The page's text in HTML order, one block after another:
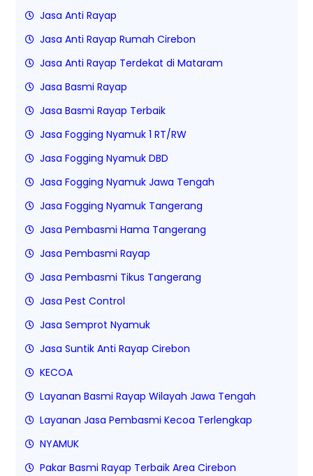
Jasa Anti Rayap
Jasa Anti Rayap Rumah Cirebon
Jasa Anti Rayap Terdekat di Mataram
Jasa Basmi Rayap
Jasa Basmi Rayap Terbaik
Jasa Fogging Nyamuk 1 RT/RW
Jasa Fogging Nyamuk DBD
Jasa Fogging Nyamuk Jawa Tengah
Jasa Fogging Nyamuk Tangerang
Jasa Pembasmi Hama Tangerang
Jasa Pembasmi Rayap
Jasa Pembasmi Tikus Tangerang
Jasa Pest Control
Jasa Semprot Nyamuk
Jasa Suntik Anti Rayap Cirebon
KECOA
Layanan Basmi Rayap Wilayah Jawa Tengah
Layanan Jasa Pembasmi Kecoa Terlengkap
NYAMUK
Pakar Basmi Rayap Terbaik Area Cirebon